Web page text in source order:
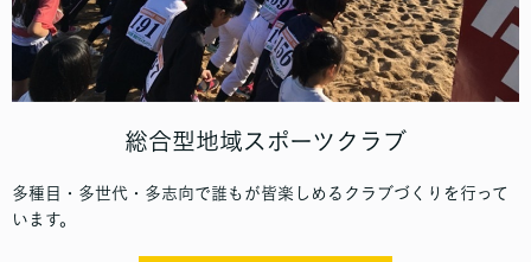
総合型地域スポーツクラブ
多種目・多世代・多志向で誰もが皆楽しめるクラブづくりを行って
います。